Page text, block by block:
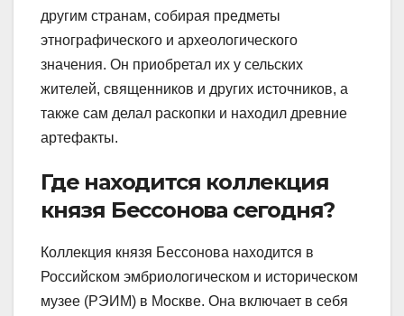
другим странам, собирая предметы
этнографического и археологического
значения. Он приобретал их у сельских
жителей, священников и других источников, а
также сам делал раскопки и находил древние
артефакты.
Где находится коллекция
князя Бессонова сегодня?
Коллекция князя Бессонова находится в
Российском эмбриологическом и историческом
музее (РЭИМ) в Москве. Она включает в себя